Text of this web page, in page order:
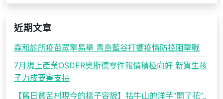
近期文章
森和診所疫苗眾擎易舉 青島藍谷打響疫情防控阻擊戰
7月規上產業OSDER奧斯德零件報價積極向好 新質生孩
子力成要害支持
【舊日貧苦村現今的樣子容貌】牯牛山的洋芋“開了花”_